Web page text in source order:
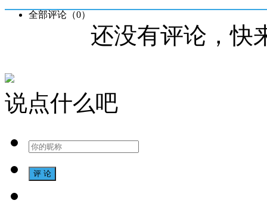
全部评论（0）
还没有评论，快
说点什么吧